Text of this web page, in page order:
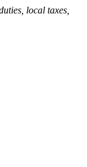
local taxes,